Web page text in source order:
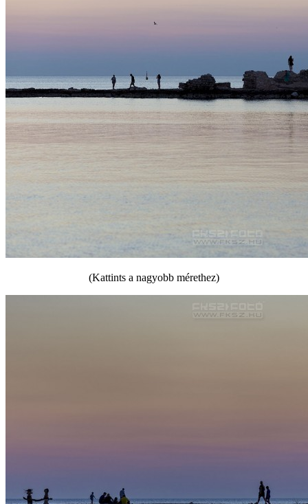
(Kattints a nagyobb mérethez)